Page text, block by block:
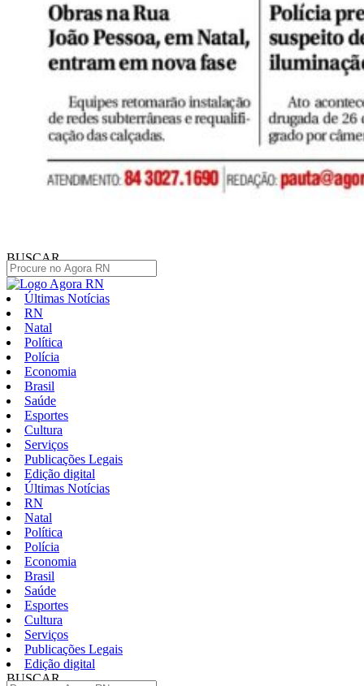
BUSCAR
Últimas Notícias
RN
Natal
Política
Polícia
Economia
Brasil
Saúde
Esportes
Cultura
Serviços
Publicações Legais
Edição digital
Últimas Notícias
RN
Natal
Política
Polícia
Economia
Brasil
Saúde
Esportes
Cultura
Serviços
Publicações Legais
Edição digital
BUSCAR